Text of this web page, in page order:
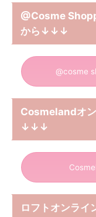
@Cosme
から↓↓↓
@cosme
Cosmelandオ
↓↓↓
ロフトオンラ